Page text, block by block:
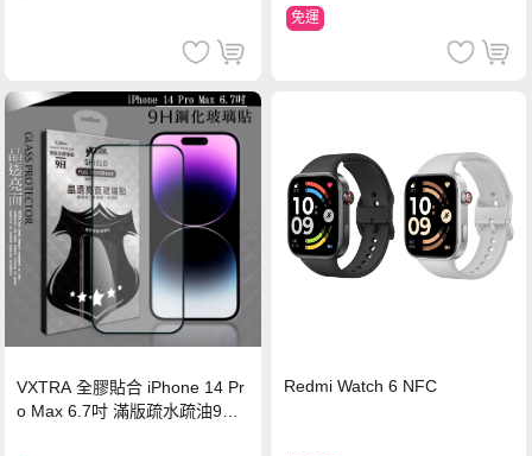
免運
VXTRA 全膠貼合 iPhone 14 Pr
o Max 6.7吋 滿版疏水疏油9H
Redmi Watch 6 NFC